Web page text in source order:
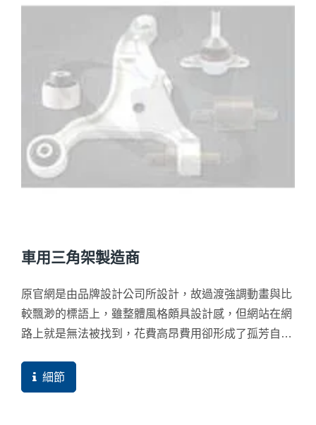
車用三角架製造商
原官網是由品牌設計公司所設計，故過渡強調動畫與比
較飄渺的標語上，雖整體風格頗具設計感，但網站在網
路上就是無法被找到，花費高昂費用卻形成了孤芳自賞
細節